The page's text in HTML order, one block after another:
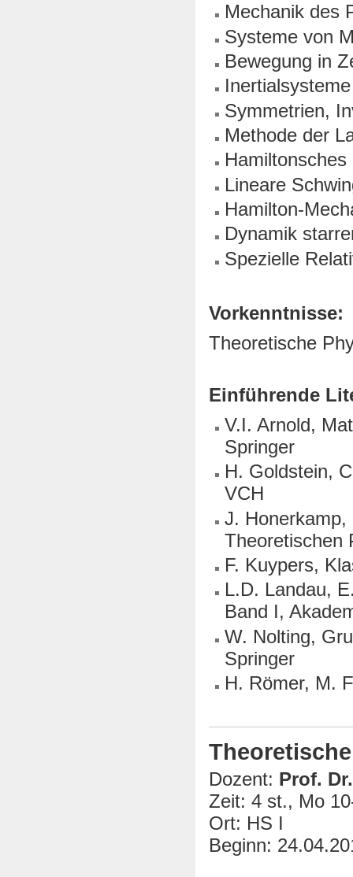
Mechanik des
Systeme von
Bewegung in
Symmetrien,
Methode der
Hamiltonsches
Lineare
Hamilton-
Dynamik
Spezielle
Vorkenntnisse:
Theoretische
Einführende
V.I. Arnold,
Springer
H. Goldstein,
VCH
J. Honerkamp,
Theoretischen
F. Kuypers,
L.D. Landau,
Band I,
W. Nolting,
Springer
H. Römer, M.
Dozent: Prof.
Zeit: 4 st., Mo
Ort: HS I
Beginn: